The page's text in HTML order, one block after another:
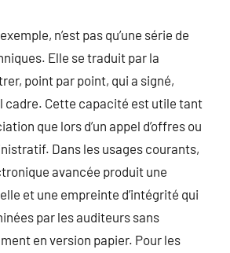
n’est pas qu’une série de
Elle se traduit par la
point par point, qui a signé,
cadre. Cette capacité est utile tant
que lors d’un appel d’offres ou
Dans les usages courants,
avancée produit une
et une empreinte d’intégrité qui
par les auditeurs sans
en version papier. Pour les